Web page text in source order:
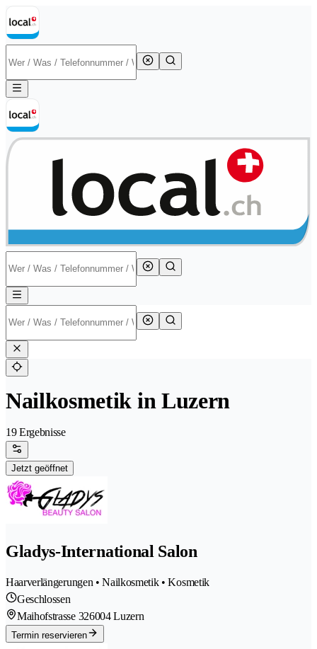
Nailkosmetik in Luzern
19 Ergebnisse
Jetzt geöffnet
Gladys-International Salon
Haarverlängerungen • Nailkosmetik • Kosmetik
Geschlossen
Maihofstrasse 326004 Luzern
Termin reservieren